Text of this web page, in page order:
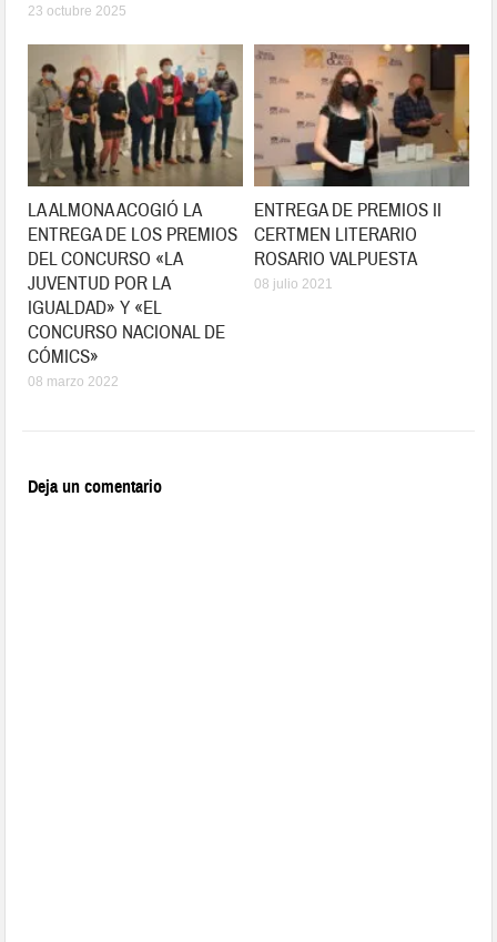
23 octubre 2025
LA ALMONA ACOGIÓ LA
ENTREGA DE LOS PREMIOS
DEL CONCURSO «LA
JUVENTUD POR LA
IGUALDAD» Y «EL
CONCURSO NACIONAL DE
CÓMICS»
08 marzo 2022
ENTREGA DE PREMIOS II
CERTMEN LITERARIO
ROSARIO VALPUESTA
08 julio 2021
Deja un comentario